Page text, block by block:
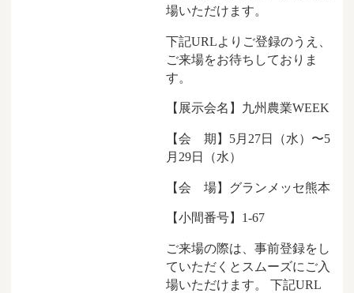
場いただけます。
下記URLよりご登録のうえ、
ご来場をお待ちしておりま
す。
【展示会名】九州農業WEEK
【会 期】5月27日（水）〜5
月29日（水）
【会 場】グランメッセ熊本
【小間番号】1-67
ご来場の際は、事前登録をし
ていただくとスムーズにご入
場いただけます。 下記URL